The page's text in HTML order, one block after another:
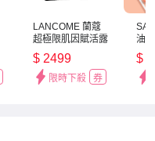
LANCOME 蘭蔻
超極限肌因賦活露
100ml 小黑瓶 新
版 PRO升級版
$ 2499
限時下殺 券
油
多
$